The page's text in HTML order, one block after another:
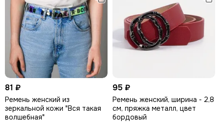
81 ₽
Ремень женский из
зеркальной кожи "Вся такая
волшебная"
95 ₽
Ремень женский, ширина - 2,8
см, пряжка металл, цвет
бордовый